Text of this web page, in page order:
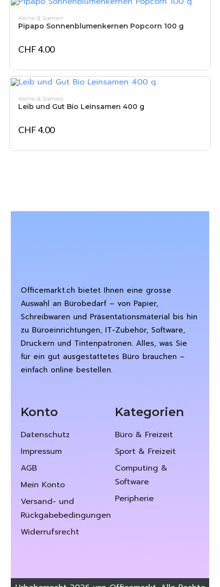
Kerne & Samen
Pipapo Sonnenblumenkernen Popcorn 100 g
CHF4.00
Kerne & Samen
Leib und Gut Bio Leinsamen 400 g
CHF4.00
Officemarkt.ch bietet Ihnen eine grosse
Auswahl an Bürobedarf – von Papier,
Schreibwaren und Präsentationsmaterial bis hin
zu Büroeinrichtungen, IT-Zubehör, Software,
Druckern und Tintenpatronen. Alles, was Sie
für ein gut ausgestattetes Büro brauchen –
einfach online bestellen.
Konto
Datenschutz
Impressum
AGB
Mein Konto
Versand- und
Rückgabebedingungen
Widerrufsrecht
Kategorien
Büro & Freizeit
Sport & Freizeit
Computing &
Software
Peripherie